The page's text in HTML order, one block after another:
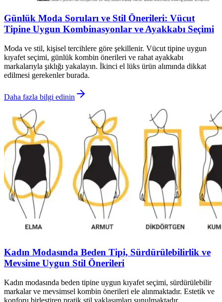
Günlük Moda Soruları ve Stil Önerileri: Vücut
Tipine Uygun Kombinasyonlar ve Ayakkabı Seçimi
Moda ve stil, kişisel tercihlere göre şekillenir. Vücut tipine uygun
kıyafet seçimi, günlük kombin önerileri ve rahat ayakkabı
markalarıyla şıklığı yakalayın. İkinci el lüks ürün alımında dikkat
edilmesi gerekenler burada.
Daha fazla bilgi edinin
Kadın Modasında Beden Tipi, Sürdürülebilirlik ve
Mevsime Uygun Stil Önerileri
Kadın modasında beden tipine uygun kıyafet seçimi, sürdürülebilir
markalar ve mevsimsel kombin önerileri ele alınmaktadır. Estetik ve
konforu birleştiren pratik stil yaklaşımları sunulmaktadır.